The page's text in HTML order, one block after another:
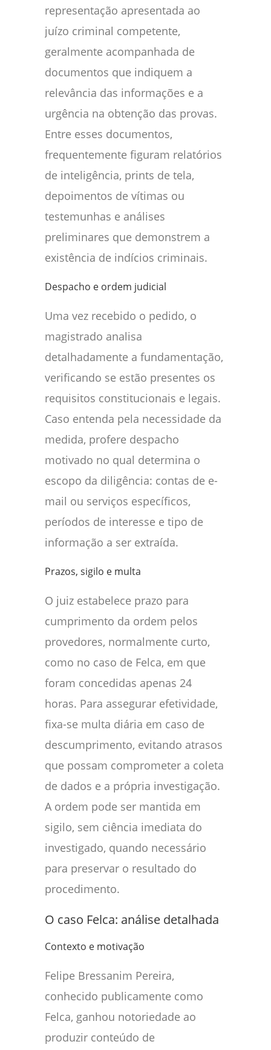
representação apresentada ao
juízo criminal competente,
geralmente acompanhada de
documentos que indiquem a
relevância das informações e a
urgência na obtenção das provas.
Entre esses documentos,
frequentemente figuram relatórios
de inteligência, prints de tela,
depoimentos de vítimas ou
testemunhas e análises
preliminares que demonstrem a
existência de indícios criminais.
Despacho e ordem judicial
Uma vez recebido o pedido, o
magistrado analisa
detalhadamente a fundamentação,
verificando se estão presentes os
requisitos constitucionais e legais.
Caso entenda pela necessidade da
medida, profere despacho
motivado no qual determina o
escopo da diligência: contas de e-
mail ou serviços específicos,
períodos de interesse e tipo de
informação a ser extraída.
Prazos, sigilo e multa
O juiz estabelece prazo para
cumprimento da ordem pelos
provedores, normalmente curto,
como no caso de Felca, em que
foram concedidas apenas 24
horas. Para assegurar efetividade,
fixa-se multa diária em caso de
descumprimento, evitando atrasos
que possam comprometer a coleta
de dados e a própria investigação.
A ordem pode ser mantida em
sigilo, sem ciência imediata do
investigado, quando necessário
para preservar o resultado do
procedimento.
O caso Felca: análise detalhada
Contexto e motivação
Felipe Bressanim Pereira,
conhecido publicamente como
Felca, ganhou notoriedade ao
produzir conteúdo de